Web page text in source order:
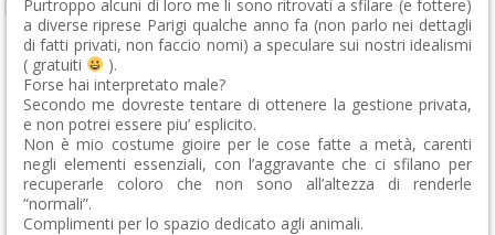
Purtroppo alcuni di loro me li sono ritrovati a sfilare (e fottere)
a diverse riprese Parigi qualche anno fa (non parlo nei dettagli
di fatti privati, non faccio nomi) a speculare sui nostri idealismi
( gratuiti
).
Forse hai interpretato male?
Secondo me dovreste tentare di ottenere la gestione privata,
e non potrei essere piu’ esplicito.
Non è mio costume gioire per le cose fatte a metà, carenti
negli elementi essenziali, con l’aggravante che ci sfilano per
recuperarle coloro che non sono all’altezza di renderle
“normali”.
Complimenti per lo spazio dedicato agli animali.